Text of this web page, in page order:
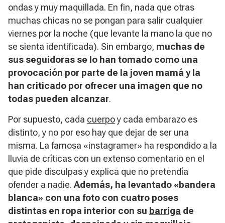
ondas y muy maquillada. En fin, nada que otras
muchas chicas no se pongan para salir cualquier
viernes por la noche (que levante la mano la que no
se sienta identificada). Sin embargo, muchas de
sus seguidoras se lo han tomado como una
provocación por parte de la joven mamá y la
han criticado por ofrecer una imagen que no
todas pueden alcanzar.
Por supuesto, cada cuerpoy cada embarazo es
distinto, y no por eso hay que dejar de ser una
misma. La famosa «instagramer» ha respondido a la
lluvia de críticas con un extenso comentario en el
que pide disculpas y explica que no pretendía
ofender a nadie. Además, ha levantado «bandera
blanca» con una foto con cuatro poses
distintas en ropa interior con su barriga de